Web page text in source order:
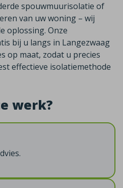
spouwmuurisolatie of
van uw woning – wij
oplossing. Onze
bij u langs in Langezwaag
op maat, zodat u precies
effectieve isolatiemethode
werk?